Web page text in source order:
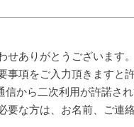
せありがとうございます。
事項をご入力頂きますと
信から二次利用が許諾さ
要な方は、お名前、ご連